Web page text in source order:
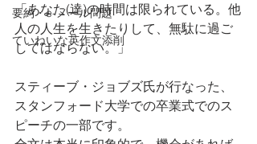
要約・e-メール問題
ていねいな英作文添削
「あなた(達)の時間は限られている。他
人の人生を生きたりして、無駄に過ご
してはならない。」
スティーブ・ジョブズ氏が行なった、
スタンフォード大学での卒業式でのス
ピーチの一部です。